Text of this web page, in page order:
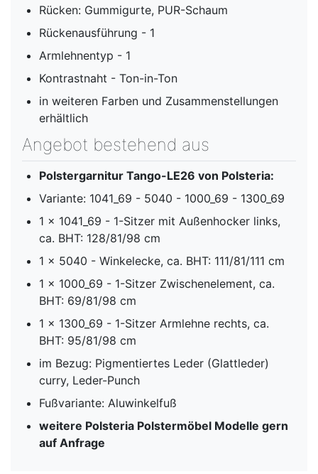
Rücken: Gummigurte, PUR-Schaum
Rückenausführung - 1
Armlehnentyp - 1
Kontrastnaht - Ton-in-Ton
in weiteren Farben und Zusammenstellungen
erhältlich
Angebot bestehend aus
Polstergarnitur Tango-LE26 von Polsteria:
Variante: 1041_69 - 5040 - 1000_69 - 1300_69
1 x 1041_69 - 1-Sitzer mit Außenhocker links,
ca. BHT: 128/81/98 cm
1 x 5040 - Winkelecke, ca. BHT: 111/81/111 cm
1 x 1000_69 - 1-Sitzer Zwischenelement, ca.
BHT: 69/81/98 cm
1 x 1300_69 - 1-Sitzer Armlehne rechts, ca.
BHT: 95/81/98 cm
im Bezug: Pigmentiertes Leder (Glattleder)
curry, Leder-Punch
Fußvariante: Aluwinkelfuß
weitere Polsteria Polstermöbel Modelle gern
auf Anfrage